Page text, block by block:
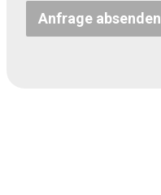
Anfrage absenden